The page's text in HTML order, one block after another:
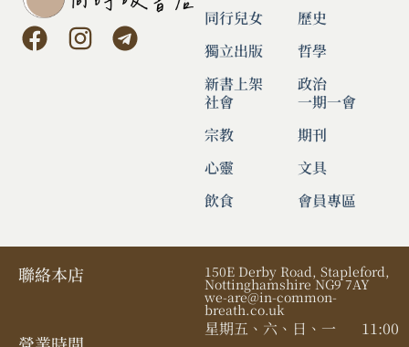
同行兒女
獨立出版
新書上架
歷史
哲學
政治
社會
宗教
心靈
飲食
一期一會
期刊
文具
會員專區
聯絡本店 150E Derby Road, Stapleford,
Nottinghamshire NG9 7AY
we-are@in-common-
breath.co.uk
星期五、六、日、一
11:00